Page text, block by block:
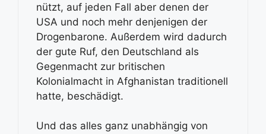
nützt, auf jeden Fall aber denen der
USA und noch mehr denjenigen der
Drogenbarone. Außerdem wird dadurch
der gute Ruf, den Deutschland als
Gegenmacht zur britischen
Kolonialmacht in Afghanistan traditionell
hatte, beschädigt.
Und das alles ganz unabhängig von